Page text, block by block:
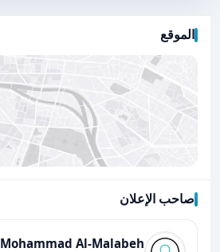
الموقع
صاحب الإعلان
Mohammad Al-Malabeh